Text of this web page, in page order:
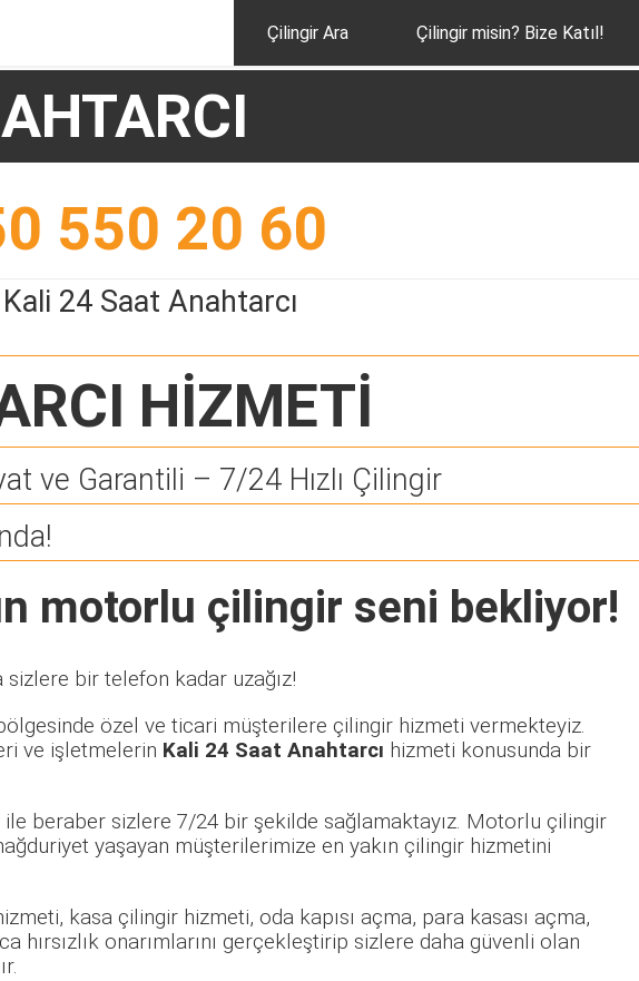
Çilingir Ara Çilingir misin? Bize Katıl!
550 20 60
24 Saat Anahtarcı
HİZMETİ
ve Garantili – 7/24 Hızlı Çilingir
motorlu çilingir seni bekliyor!
sizlere bir telefon kadar uzağız!
özel ve ticari müşterilere çilingir hizmeti vermekteyiz.
ve işletmelerin Kali 24 Saat Anahtarcı hizmeti konusunda bir
beraber sizlere 7/24 bir şekilde sağlamaktayız. Motorlu çilingir
yaşayan müşterilerimize en yakın çilingir hizmetini
kasa çilingir hizmeti, oda kapısı açma, para kasası açma,
onarımlarını gerçekleştirip sizlere daha güvenli olan